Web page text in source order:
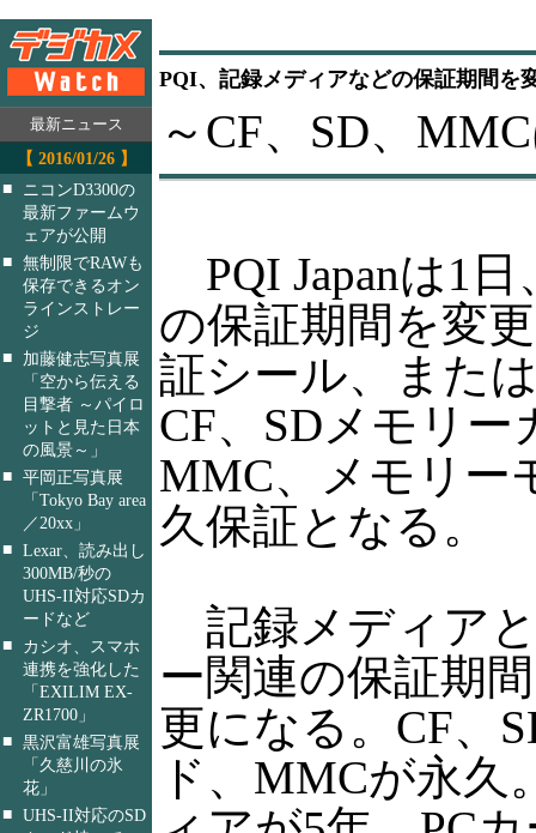
最新ニュース
【 2016/01/26 】
■
ニコンD3300の
最新ファームウ
ェアが公開
■ 無制限でRAWも
保存できるオン
ラインストレー
ジ
■
加藤健志写真展
「空から伝える
目撃者 ～パイロ
ットと見た日本
の風景～」
■ 平岡正写真展
「Tokyo Bay area
／20xx」
■ Lexar、読み出し
300MB/秒の
UHS-II対応SDカ
ードなど
■
カシオ、スマホ
連携を強化した
「EXILIM EX-
ZR1700」
■ 黒沢富雄写真展
「久慈川の氷
花」
■ UHS-II対応のSD
PQI、記録メディアなどの保証期間を
～CF、SD、
PQI Japanは1日
の保証期間を変
証シール、また
CF、SDメモリー
MMC、メモリー
久保証となる。
記録メディア
ー関連の保証期
更になる。CF、
ド、MMCが永久